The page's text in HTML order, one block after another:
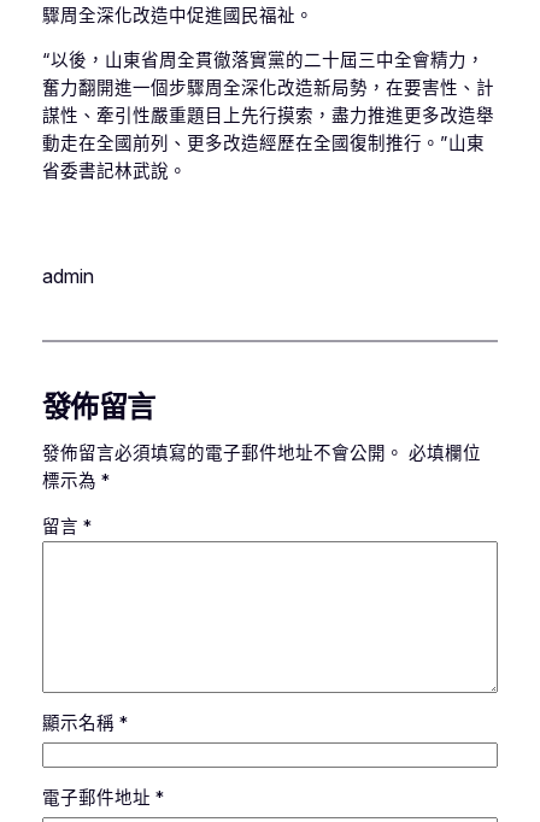
驟周全深化改造中促進國民福祉。
“以後，山東省周全貫徹落實黨的二十屆三中全會精力，
奮力翻開進一個步驟周全深化改造新局勢，在要害性、計
謀性、牽引性嚴重題目上先行摸索，盡力推進更多改造舉
動走在全國前列、更多改造經歷在全國復制推行。”山東
省委書記林武說。
admin
發佈留言
發佈留言必須填寫的電子郵件地址不會公開。 必填欄位
標示為 *
留言 *
顯示名稱 *
電子郵件地址 *